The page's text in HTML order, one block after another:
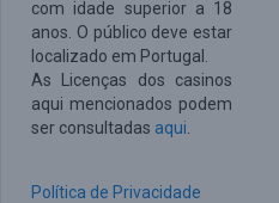
com idade superior a 18
anos. O público deve estar
localizado em Portugal.
As Licenças dos casinos
aqui mencionados podem
ser consultadas aqui
Política de Privacidade